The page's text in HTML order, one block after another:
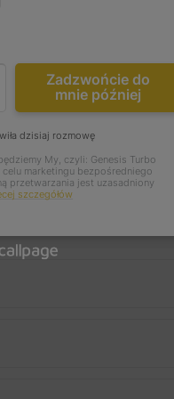
0002 454150-
Numer telefonu
Podaj poprawny numer
Zadzwońcie do
mnie później
dzisiaj rozmowę
My, czyli: Genesis Turbo
marketingu bezpośredniego
przetwarzania jest uzasadniony
szczegółów